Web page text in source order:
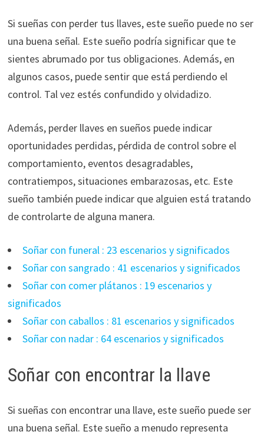
Si sueñas con perder tus llaves, este sueño puede no ser
una buena señal. Este sueño podría significar que te
sientes abrumado por tus obligaciones. Además, en
algunos casos, puede sentir que está perdiendo el
control. Tal vez estés confundido y olvidadizo.
Además, perder llaves en sueños puede indicar
oportunidades perdidas, pérdida de control sobre el
comportamiento, eventos desagradables,
contratiempos, situaciones embarazosas, etc. Este
sueño también puede indicar que alguien está tratando
de controlarte de alguna manera.
Soñar con funeral : 23 escenarios y significados
Soñar con sangrado : 41 escenarios y significados
Soñar con comer plátanos : 19 escenarios y
significados
Soñar con caballos : 81 escenarios y significados
Soñar con nadar : 64 escenarios y significados
Soñar con encontrar la llave
Si sueñas con encontrar una llave, este sueño puede ser
una buena señal. Este sueño a menudo representa